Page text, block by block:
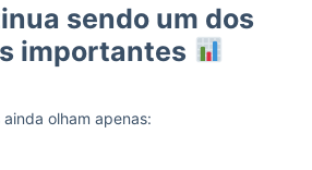
sendo um dos
importantes
olham apenas: